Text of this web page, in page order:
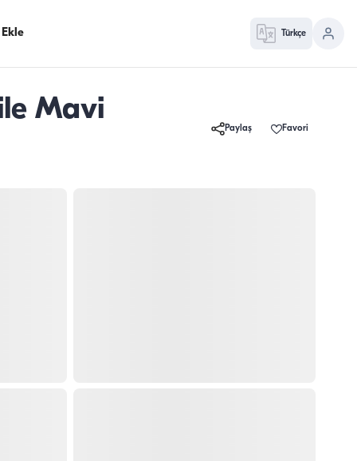
Türkçe
Mavi
Paylaş Favori